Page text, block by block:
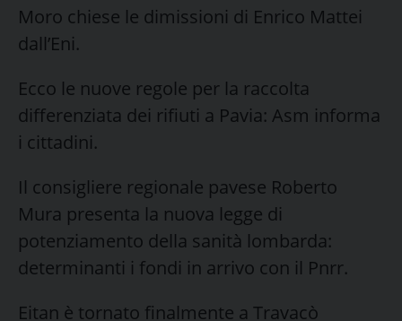
Moro chiese le dimissioni di Enrico Mattei
dall’Eni.
Ecco le nuove regole per la raccolta
differenziata dei rifiuti a Pavia: Asm informa
i cittadini.
Il consigliere regionale pavese Roberto
Mura presenta la nuova legge di
potenziamento della sanità lombarda:
determinanti i fondi in arrivo con il Pnrr.
Eitan è tornato finalmente a Travacò